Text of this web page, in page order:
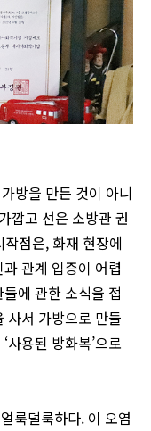
방을 만든 것이 아니
깝고 선은 소방관 권
점은, 화재 현장에
관계 입증이 어렵
에 관한 소식을 접
사서 가방으로 만들
사용된 방화복’으로
룩덜룩하다. 이 오염